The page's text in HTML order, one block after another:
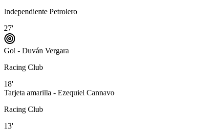
Independiente Petrolero
27'
Gol - Duván Vergara
Racing Club
18'
Tarjeta amarilla - Ezequiel Cannavo
Racing Club
13'